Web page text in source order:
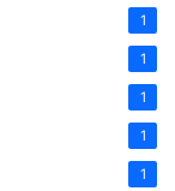
1
1
1
1
1